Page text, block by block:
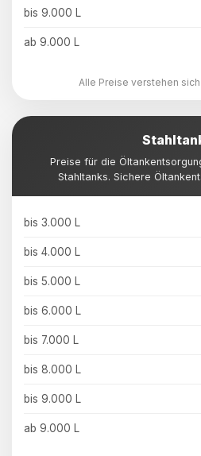
bis 9.000 L
ab 9.000 L
Alle Preise verstehen sich
Preise für die
Stahltanks. Sichere
bis 3.000 L
bis 4.000 L
bis 5.000 L
bis 6.000 L
bis 7.000 L
bis 8.000 L
bis 9.000 L
ab 9.000 L